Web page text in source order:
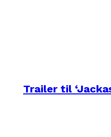
Trailer til